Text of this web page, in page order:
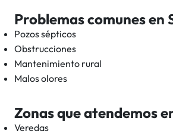
Problemas comunes en
Pozos sépticos
Obstrucciones
Mantenimiento rural
Malos olores
Zonas que atendemos
Veredas